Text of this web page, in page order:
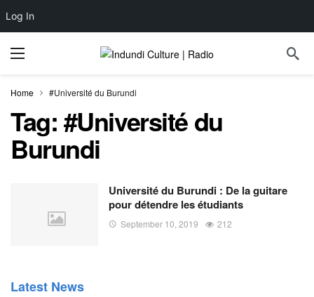
Log In
Home #Université du Burundi
Tag:#Université du
Burundi
Université du Burundi : De la guitare
pour détendre les étudiants
September 10, 2019 212
Latest News